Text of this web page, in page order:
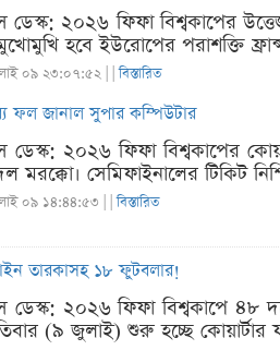
ডেস্ক: ২০২৬ ফিফা বিশ্বকাপের
হবে ইউরোপের পরাশক্তি
০৯ ২৩:০৭:৫২ | |বিস্তারিত
ফল জানাল সুপার কম্পিউটার
ডেস্ক: ২০২৬ ফিফা বিশ্বকাপের
মরক্কো। সেমিফাইনালের টিকিট
০৯ ১৪:৪৪:৫৩ | |বিস্তারিত
তারকাসহ ১৮ ফুটবলার!
ডেস্ক: ২০২৬ ফিফা বিশ্বকাপে
(৯ জুলাই) শুরু হচ্ছে কোয়ার্টার